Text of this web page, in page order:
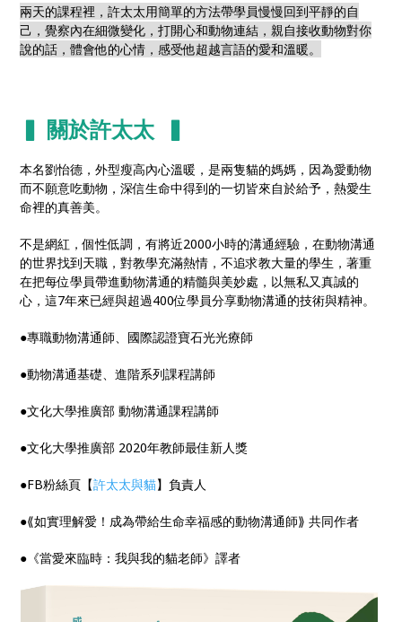
兩天的課程裡，許太太用簡單的方法帶學員慢慢回到平靜的自
己，覺察內在細微變化，打開心和動物連結，親自接收動物對你
說的話，體會他的心情，感受他超越言語的愛和溫暖。
▍ 關於許太太 ▍
本名劉怡德，外型瘦高內心溫暖，是兩隻貓的媽媽，因為愛動物
而不願意吃動物，深信生命中得到的一切皆來自於給予，熱愛生
命裡的真善美。
不是網紅，個性低調，有將近2000小時的溝通經驗，在動物溝通
的世界找到天職，對教學充滿熱情，不追求教大量的學生，著重
在把每位學員帶進動物溝通的精髓與美妙處，以無私又真誠的
心，這7年來已經與超過400位學員分享動物溝通的技術與精神。
●專職動物溝通師、國際認證寶石光光療師
●動物溝通基礎、進階系列課程講師
●文化大學推廣部 動物溝通課程講師
●文化大學推廣部 2020年教師最佳新人獎
●FB粉絲頁【許太太與貓】負責人
●⟪如實理解愛！成為帶給生命幸福感的動物溝通師⟫ 共同作者
●《當愛來臨時：我與我的貓老師》譯者